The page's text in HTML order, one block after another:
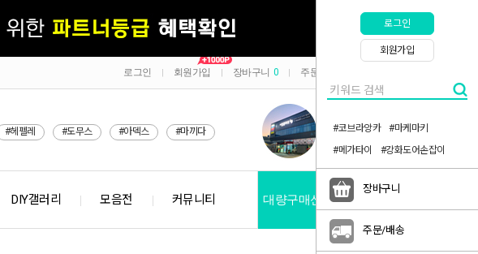
로그인 회원가입 장바구니 0 주문/배송
#헤펠레 #도무스 #아덱스 #마끼다
DIY갤러리 모음전 커뮤니티 대량구매신청
로그인
회원가입
#코브라앙카
#마케마키
#메가타이
#강화도어손잡이
장바구니
주문/배송